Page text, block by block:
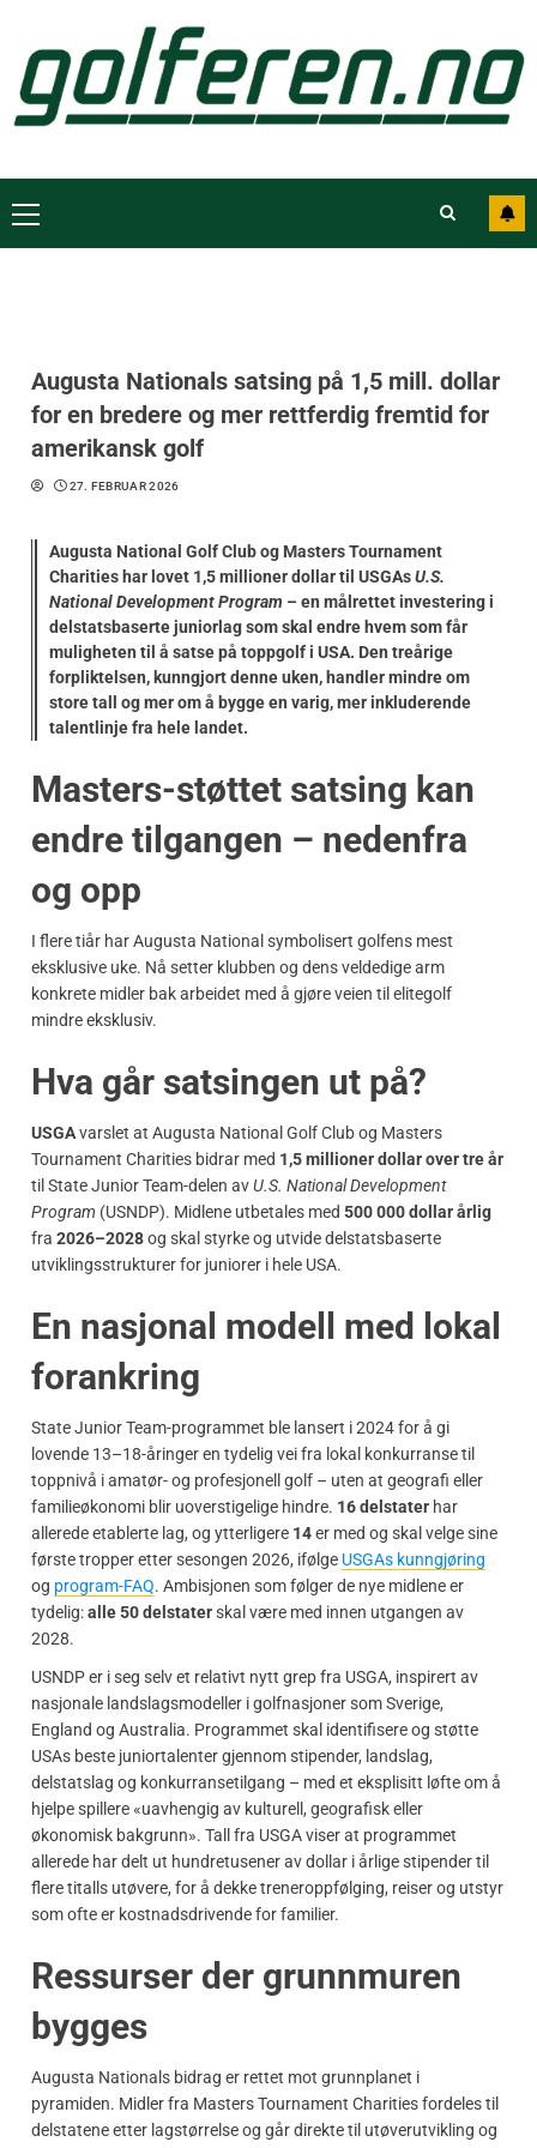
Augusta Nationals satsing på 1,5 mill. dollar
for en bredere og mer rettferdig fremtid for
amerikansk golf
27. FEBRUAR 2026
Augusta National Golf Club og Masters Tournament
Charities har lovet 1,5 millioner dollartil USGAsU.S.
National Development Program – en målrettet investering i
delstatsbaserte juniorlag som skal endre hvem som får
muligheten til å satse på toppgolf i USA. Den treårige
forpliktelsen, kunngjort denne uken, handler mindre om
store tall og mer om å bygge en varig, mer inkluderende
talentlinje fra hele landet.
Masters-støttet satsing kan
endre tilgangen – nedenfra
og opp
I flere tiår har Augusta National symbolisert golfens mest
eksklusive uke. Nå setter klubben og dens veldedige arm
konkrete midler bak arbeidet med å gjøre veien til elitegolf
mindre eksklusiv.
Hva går satsingen ut på?
USGAvarslet at Augusta National Golf Club og Masters
Tournament Charities bidrar med 1,5 millioner dollar over tre år
til State Junior Team-delen avU.S. National Development
Program (USNDP). Midlene utbetales med 500 000 dollar årlig
fra 2026–2028og skal styrke og utvide delstatsbaserte
utviklingsstrukturer for juniorer i hele USA.
En nasjonal modell med lokal
forankring
State Junior Team-programmet ble lansert i 2024 for å gi
lovende 13–18-åringer en tydelig vei fra lokal konkurranse til
toppnivå i amatør- og profesjonell golf – uten at geografi eller
familieøkonomi blir uoverstigelige hindre. 16 delstater har
allerede etablerte lag, og ytterligere 14er med og skal velge sine
første tropper etter sesongen 2026, ifølge USGAs kunngjøring
og program-FAQ. Ambisjonen som følger de nye midlene er
tydelig:alle 50 delstaterskal være med innen utgangen av
2028.
USNDP er i seg selv et relativt nytt grep fra USGA, inspirert av
nasjonale landslagsmodeller i golfnasjoner som Sverige,
England og Australia. Programmet skal identifisere og støtte
USAs beste juniortalenter gjennom stipender, landslag,
delstatslag og konkurransetilgang – med et eksplisitt løfte om å
hjelpe spillere «uavhengig av kulturell, geografisk eller
økonomisk bakgrunn». Tall fra USGA viser at programmet
allerede har delt ut hundretusener av dollar i årlige stipender til
flere titalls utøvere, for å dekke treneroppfølging, reiser og utstyr
som ofte er kostnadsdrivende for familier.
Ressurser der grunnmuren
bygges
Augusta Nationals bidrag er rettet mot grunnplanet i
pyramiden. Midler fra Masters Tournament Charities fordeles til
delstatene etter lagstørrelse og går direkte til utøverutvikling og